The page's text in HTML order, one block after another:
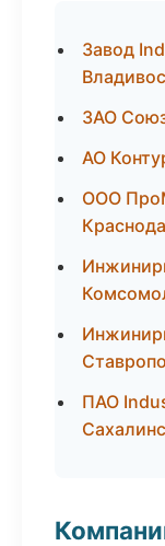
Завод
ЗАО
АО
ООО
ПАО